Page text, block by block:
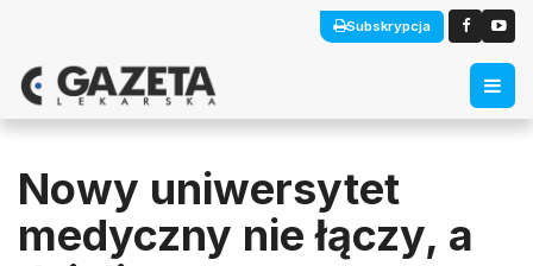
Subskrypcja
Nowy uniwersytet
medyczny nie łączy, a